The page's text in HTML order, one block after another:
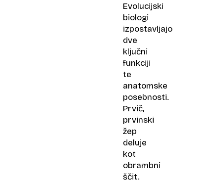
Evolucijski
biologi
izpostavljajo
dve
ključni
funkciji
te
anatomske
posebnosti.
Prvič,
prvinski
žep
deluje
kot
obrambni
ščit.